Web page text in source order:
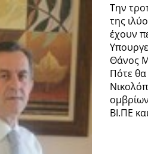
Την
της
έχουν
Θάνος
Πότε
ΒΙ.ΠΕ